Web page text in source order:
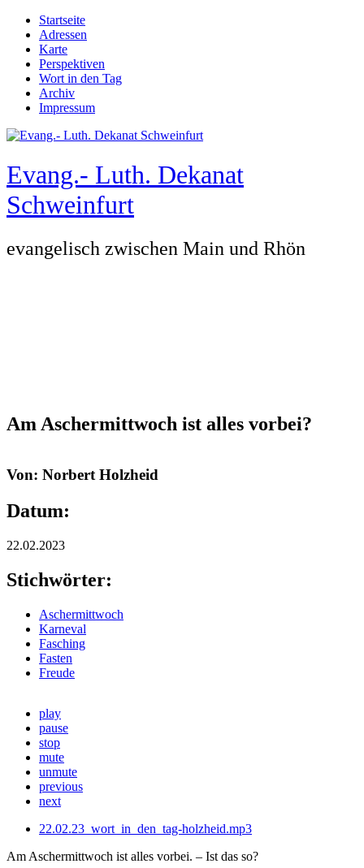
Direkt zum Inhalt
Hauptmenü
Startseite
Adressen
Karte
Perspektiven
Wort in den Tag
Archiv
Impressum
Evang.- Luth. Dekanat
Schweinfurt
evangelisch zwischen Main und Rhön
Am Aschermittwoch ist alles vorbei?
Von: Norbert Holzheid
Datum:
22.02.2023
Stichwörter:
Aschermittwoch
Karneval
Fasching
Fasten
Freude
play
pause
stop
mute
unmute
previous
next
22.02.23_wort_in_den_tag-holzheid.mp3
Am Aschermittwoch ist alles vorbei. – Ist das so?